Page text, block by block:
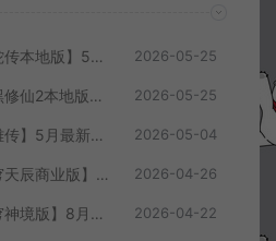
典藏魔幻RPG页游【白蛇传本地版】5月最新整理Win一键服务端+PC客户端+GM工具+详细搭建教程 2026-05-25
典藏暗黑修仙页游【暗黑修仙2本地版】5月最新整理Win一键服务端+配套注册网页+GM工具+PC客户端+详细搭建教程 2026-05-25
文字传奇页游【暗黑英雄传】5月最新整理Win半手工服务端+GM充值后台+详细搭建教程 2026-05-04
稀有精品页游【斗破苍穹天辰商业版】4月最新整理Linux手工服务端+管理后台+详细外网搭建教程 2026-04-26
稀有精品页游【斗破苍穹神境版】8月最新整理Linux手工服务端+管理后台+详细外网搭建教程 2026-04-22